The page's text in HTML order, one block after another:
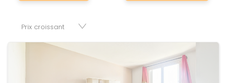
commerces, appartements, maisons, immeubles, terrains